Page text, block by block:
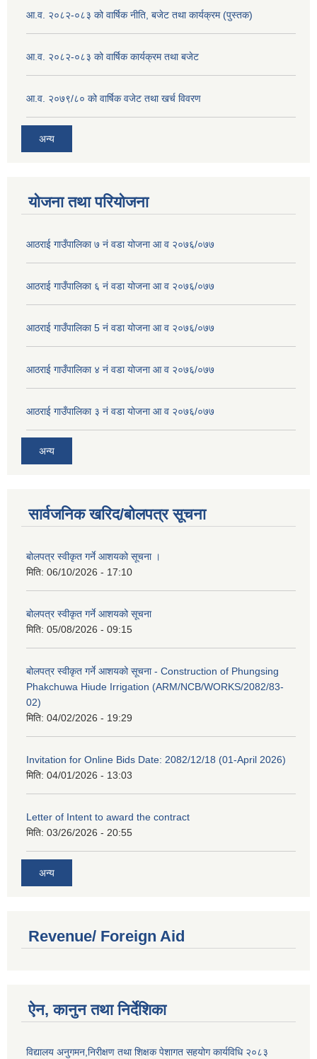
आ.व. २०८२-०८३ को वार्षिक नीति, बजेट तथा कार्यक्रम (पुस्तक)
आ.व. २०८२-०८३ को वार्षिक कार्यक्रम तथा बजेट
आ.व. २०७९/८० को वार्षिक वजेट तथा खर्च विवरण
अन्य
योजना तथा परियोजना
आठराई गाउँपालिका ७ नं वडा योजना आ व २०७६/०७७
आठराई गाउँपालिका ६ नं वडा योजना आ व २०७६/०७७
आठराई गाउँपालिका 5 नं वडा योजना आ व २०७६/०७७
आठराई गाउँपालिका ४ नं वडा योजना आ व २०७६/०७७
आठराई गाउँपालिका ३ नं वडा योजना आ व २०७६/०७७
अन्य
सार्वजनिक खरिद/बोलपत्र सूचना
बोलपत्र स्वीकृत गर्ने आशयको सूचना ।
मिति: 06/10/2026 - 17:10
बोलपत्र स्वीकृत गर्ने आशयको सूचना
मिति: 05/08/2026 - 09:15
बोलपत्र स्वीकृत गर्ने आशयको सूचना - Construction of Phungsing
Phakchuwa Hiude Irrigation (ARM/NCB/WORKS/2082/83-
02)
मिति: 04/02/2026 - 19:29
Invitation for Online Bids Date: 2082/12/18 (01-April 2026)
मिति: 04/01/2026 - 13:03
Letter of Intent to award the contract
मिति: 03/26/2026 - 20:55
अन्य
Revenue/ Foreign Aid
ऐन, कानुन तथा निर्देशिका
विद्यालय अनुगमन,निरीक्षण तथा शिक्षक पेशागत सहयोग कार्यविधि २०८३